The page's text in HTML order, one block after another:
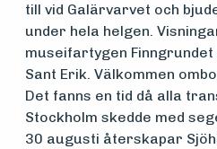
Vern,
vedlikehold
og drift
till vid Galärvarvet och
under hela helgen.
museifartygen
Sant Erik. Välkommen
Det fanns en tid då alla
Stockholm skedde med
30 augusti återskapar